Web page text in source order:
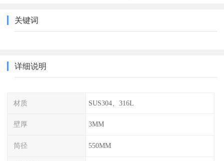
关键词
详细说明
材质 SUS304、316L
壁厚 3MM
筒径 550MM